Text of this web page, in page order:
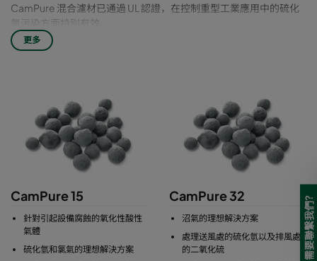
CamPure 混合濾材已通過 UL 認證，在控制重型工業應用中的硫化
氫污染方面特別有效。
更多
CamPure 15
針對引起設備腐蝕的氧化性酸性
氣體
硫化氫和氯氣的理想解決方案
CamPure 32
沼氣的理想解決方案
處理送風處的硫化氫以及排風處
的二氧化硫
需要聯繫我們?